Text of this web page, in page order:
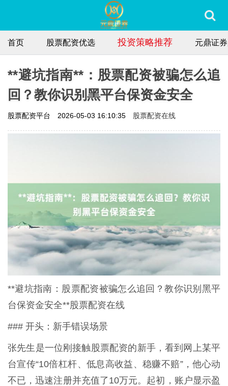
首页 股票配资优选 投资策略推荐 元鼎证
**避坑指南**：股票配资被骗怎么追
回？教你识别黑平台保资金安全
股票配资平台 2026-05-03 16:10:35 股票配资在线
**避坑指南：股票配资被骗怎么追回？教你识别黑平
台保资金安全**股票配资在线
### 开头：新手错误场景
张先生是一位刚接触股票配资的新手，看到网上某平
台宣传“10倍杠杆、低息高收益、稳赚不赔”，他心动
不已，迅速注册并充值了10万元。起初，账户显示盈